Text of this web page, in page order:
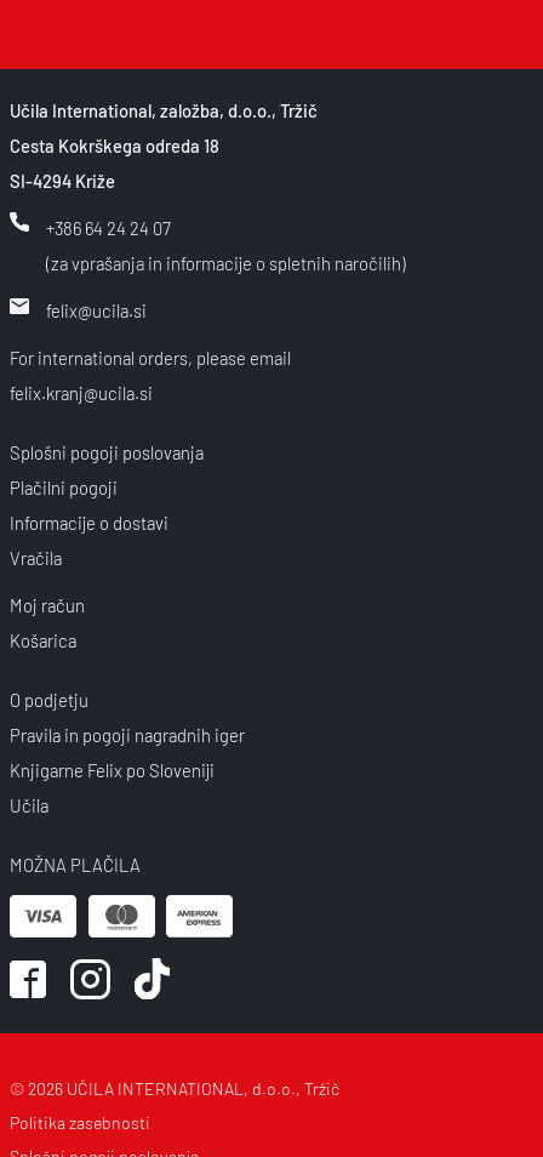
Učila International, založba, d.o.o., Tržič
Cesta Kokrškega odreda 18
SI-4294 Križe
+386 64 24 24 07
(za vprašanja in informacije o spletnih naročilih)
felix@ucila.si
For international orders, please email
felix.kranj@ucila.si
Splošni pogoji poslovanja
Plačilni pogoji
Informacije o dostavi
Vračila
Moj račun
Košarica
O podjetju
Pravila in pogoji nagradnih iger
Knjigarne Felix po Sloveniji
Učila
MOŽNA PLAČILA
© 2026 UČILA INTERNATIONAL, d.o.o., Tržič
Politika zasebnosti